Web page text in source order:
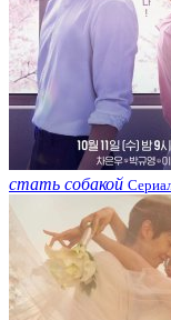
стать собакой